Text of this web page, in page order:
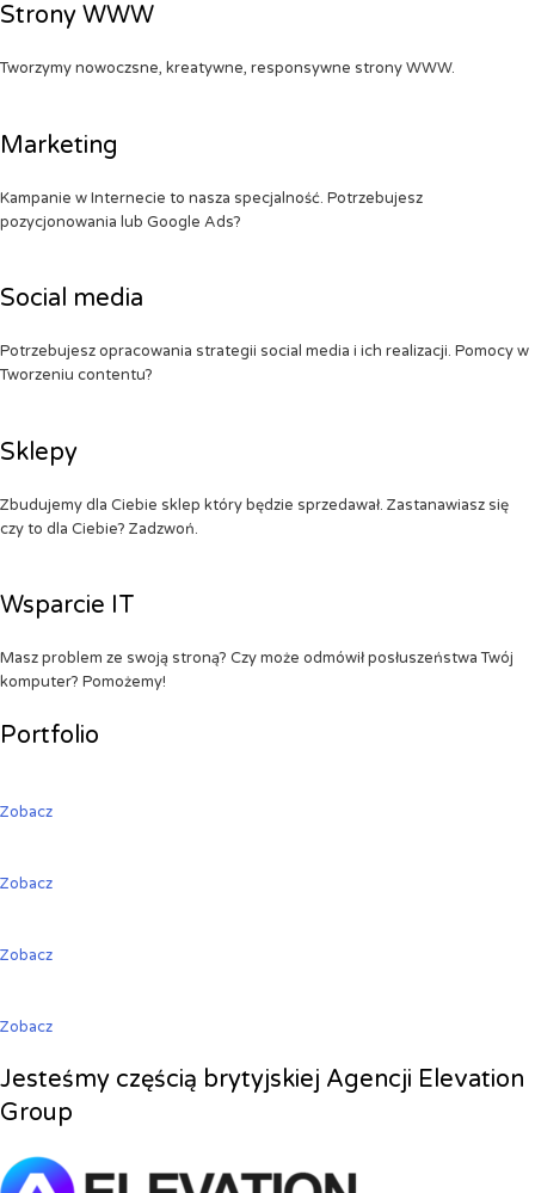
Strony WWW
Tworzymy nowoczsne, kreatywne, responsywne strony WWW.
Marketing
Kampanie w Internecie to nasza specjalność. Potrzebujesz
pozycjonowania lub Google Ads?
Social media
Potrzebujesz opracowania strategii social media i ich realizacji. Pomocy w
Tworzeniu contentu?
Sklepy
Zbudujemy dla Ciebie sklep który będzie sprzedawał. Zastanawiasz się
czy to dla Ciebie? Zadzwoń.
Wsparcie IT
Masz problem ze swoją stroną? Czy może odmówił posłuszeństwa Twój
komputer? Pomożemy!
Portfolio
Zobacz
Zobacz
Zobacz
Zobacz
Jesteśmy częścią brytyjskiej Agencji Elevation
Group